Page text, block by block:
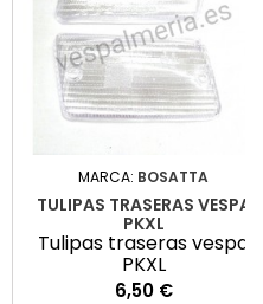
MARCA: BOSATTA
TULIPAS TRASERAS VESPA
PKXL
Tulipas traseras vespa
PKXL
Precio
6,50 €